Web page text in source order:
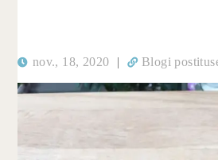
nov., 18, 2020 | Blogi